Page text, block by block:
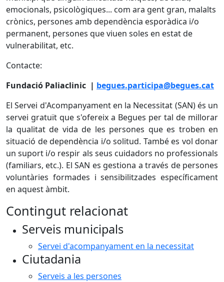
emocionals, psicològiques... com ara gent gran, malalts
crònics, persones amb dependència esporàdica i/o
permanent, persones que viuen soles en estat de
vulnerabilitat, etc.
Contacte:
Fundació Paliaclinic | begues.participa@begues.cat
El Servei d'Acompanyament en la Necessitat (SAN) és un
servei gratuït que s'ofereix a Begues per tal de millorar
la qualitat de vida de les persones que es troben en
situació de dependència i/o solitud. També es vol donar
un suport i/o respir als seus cuidadors no professionals
(familiars, etc.). El SAN es gestiona a través de persones
voluntàries formades i sensibilitzades específicament
en aquest àmbit.
Contingut relacionat
Serveis municipals
Servei d'acompanyament en la necessitat
Ciutadania
Serveis a les persones